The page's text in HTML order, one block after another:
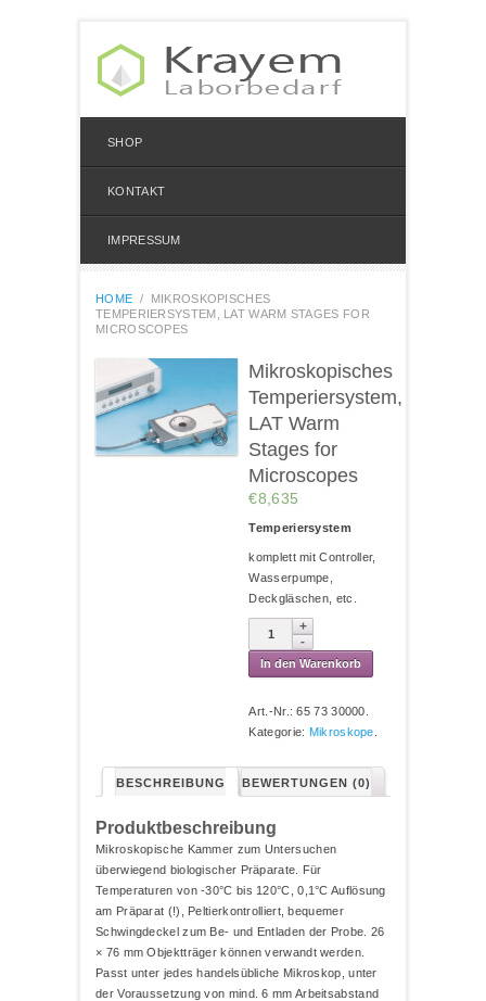
SHOP
KONTAKT
IMPRESSUM
HOME /
MIKROSKOPISCHES
TEMPERIERSYSTEM, LAT WARM STAGES FOR
MICROSCOPES
Mikroskopisches
Temperiersystem,
LAT Warm
Stages for
Microscopes
€8,635
Temperiersystem
komplett mit Controller,
Wasserpumpe,
Deckgläschen, etc.
In den Warenkorb
Art.-Nr.:65 73 30000
Kategorie: Mikroskope
BESCHREIBUNG BEWERTUNGEN (0)
Produktbeschreibung
Mikroskopische Kammer zum Untersuchen
überwiegend biologischer Präparate. Für
Temperaturen von -30°C bis 120°C, 0,1°C Auflösung
am Präparat (!), Peltierkontrolliert, bequemer
Schwingdeckel zum Be- und Entladen der Probe. 26
× 76 mm Objektträger können verwandt werden.
Passt unter jedes handelsübliche Mikroskop, unter
der Voraussetzung von mind. 6 mm Arbeitsabstand